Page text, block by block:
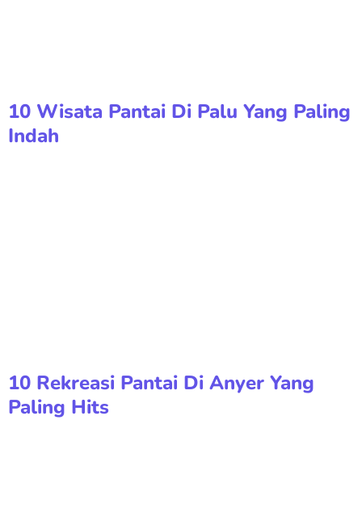
10 Wisata Pantai Di Palu Yang Paling
Indah
10 Rekreasi Pantai Di Anyer Yang
Paling Hits